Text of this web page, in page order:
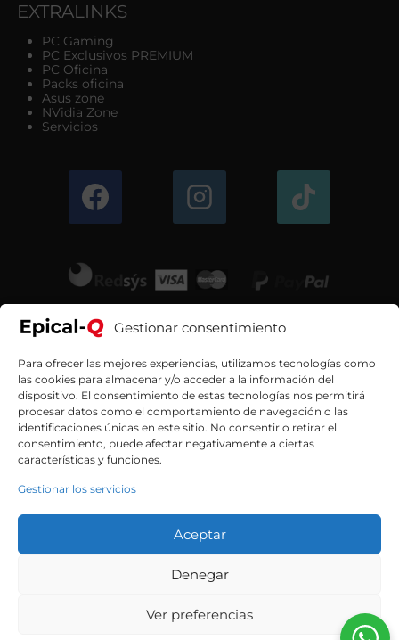
Gestionar consentimiento
Para ofrecer las mejores experiencias, utilizamos tecnologías como
las cookies para almacenar y/o acceder a la información del
dispositivo. El consentimiento de estas tecnologías nos permitirá
procesar datos como el comportamiento de navegación o las
identificaciones únicas en este sitio. No consentir o retirar el
consentimiento, puede afectar negativamente a ciertas
características y funciones.
Gestionar los servicios
Aceptar
Denegar
Ver preferencias
EXTRALINKS
PC Gaming
PC Exclusivos PREMIUM
PC Oficina
Packs oficina
Asus zone
NVidia Zone
Servicios
Contacta con nosotros